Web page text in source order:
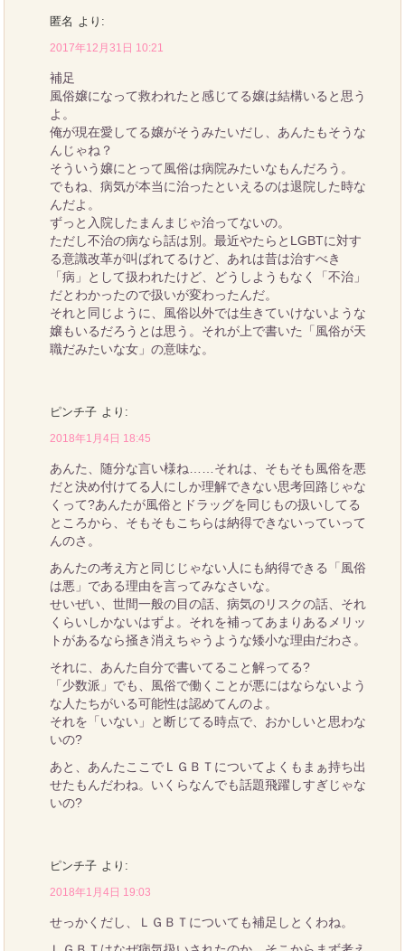
匿名 より:
2017年12月31日 10:21
補足
風俗嬢になって救われたと感じてる嬢は結構いると思う
よ。
俺が現在愛してる嬢がそうみたいだし、あんたもそうな
んじゃね？
そういう嬢にとって風俗は病院みたいなもんだろう。
でもね、病気が本当に治ったといえるのは退院した時な
んだよ。
ずっと入院したまんまじゃ治ってないの。
ただし不治の病なら話は別。最近やたらとLGBTに対す
る意識改革が叫ばれてるけど、あれは昔は治すべき
「病」として扱われたけど、どうしようもなく「不治」
だとわかったので扱いが変わったんだ。
それと同じように、風俗以外では生きていけないような
嬢もいるだろうとは思う。それが上で書いた「風俗が天
職だみたいな女」の意味な。
ピンチ子 より:
2018年1月4日 18:45
あんた、随分な言い様ね……それは、そもそも風俗を悪
だと決め付けてる人にしか理解できない思考回路じゃな
くって?あんたが風俗とドラッグを同じもの扱いしてる
ところから、そもそもこちらは納得できないっていって
んのさ。
あんたの考え方と同じじゃない人にも納得できる「風俗
は悪」である理由を言ってみなさいな。
せいぜい、世間一般の目の話、病気のリスクの話、それ
くらいしかないはずよ。それを補ってあまりあるメリッ
トがあるなら掻き消えちゃうような矮小な理由だわさ。
それに、あんた自分で書いてること解ってる?
「少数派」でも、風俗で働くことが悪にはならないよう
な人たちがいる可能性は認めてんのよ。
それを「いない」と断じてる時点で、おかしいと思わな
いの?
あと、あんたここでＬＧＢＴについてよくもまぁ持ち出
せたもんだわね。いくらなんでも話題飛躍しすぎじゃな
いの?
ピンチ子 より:
2018年1月4日 19:03
せっかくだし、ＬＧＢＴについても補足しとくわね。